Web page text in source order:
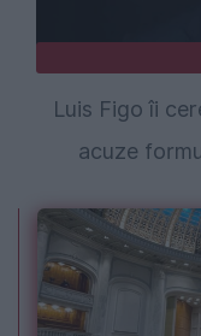
Luis Figo îi
acuze